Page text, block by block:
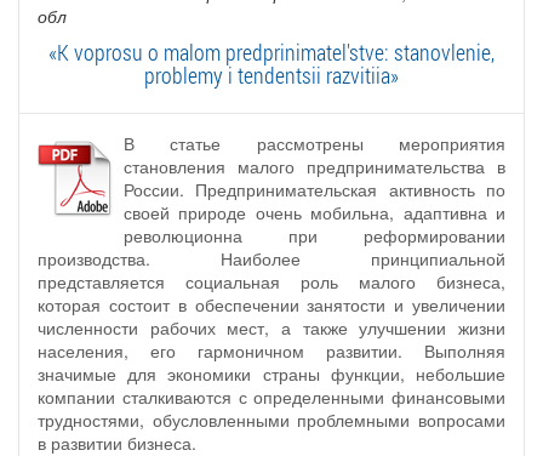
обл
«K voprosu o malom predprinimatel'stve: stanovlenie,
problemy i tendentsii razvitiia»
В статье рассмотрены мероприятия
становления малого предпринимательства в
России. Предпринимательская активность по
своей природе очень мобильна, адаптивна и
революционна при реформировании
производства. Наиболее принципиальной
представляется социальная роль малого бизнеса,
которая состоит в обеспечении занятости и увеличении
численности рабочих мест, а также улучшении жизни
населения, его гармоничном развитии. Выполняя
значимые для экономики страны функции, небольшие
компании сталкиваются с определенными финансовыми
трудностями, обусловленными проблемными вопросами
в развитии бизнеса.